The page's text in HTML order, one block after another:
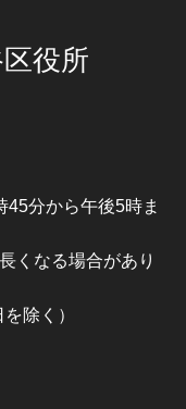
役所
45分から午後5時ま
くなる場合があり
除く）